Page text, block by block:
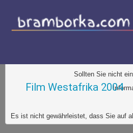
Diese Website
Sollten Sie nicht
Es ist nicht gewährleistet, dass Sie auf
Film Westafrika 2004